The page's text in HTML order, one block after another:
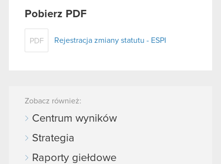
Pobierz PDF
PDF Rejestracja zmiany statutu - ESPI
Zobacz również:
Centrum wyników
Strategia
Raporty giełdowe